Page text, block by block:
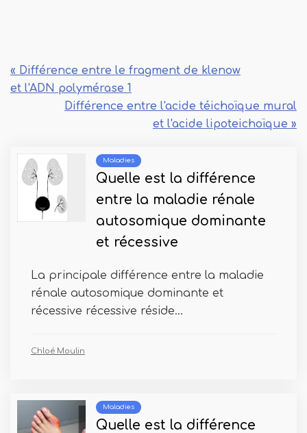
« Différence entre le fragment de klenow
et l'ADN polymérase 1
Différence entre l'acide téichoïque mural
et l'acide lipoteichoïque »
Maladies
Quelle est la différence
entre la maladie rénale
autosomique dominante
et récessive
La principale différence entre la maladie
rénale autosomique dominante et
récessive récessive réside...
Chloé Moulin
Maladies
Quelle est la différence